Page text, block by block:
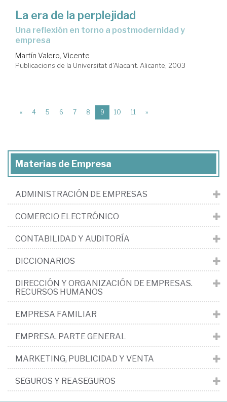
La era de la perplejidad
una reflexión en torno a postmodernidad y
empresa
Martín Valero, Vicente
Publicacions de la Universitat d'Alacant. Alicante, 2003
« 4 5 6 7 8 9 (current)
10 11 »
Materias de Empresa
ADMINISTRACIÓN DE EMPRESAS
COMERCIO ELECTRÓNICO
CONTABILIDAD Y AUDITORÍA
DICCIONARIOS
DIRECCIÓN Y ORGANIZACIÓN DE EMPRESAS.
RECURSOS HUMANOS
EMPRESA FAMILIAR
EMPRESA. PARTE GENERAL
MARKETING, PUBLICIDAD Y VENTA
SEGUROS Y REASEGUROS